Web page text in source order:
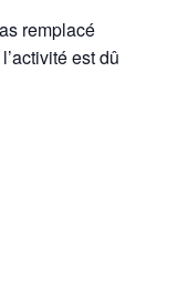
remplacé
est dû